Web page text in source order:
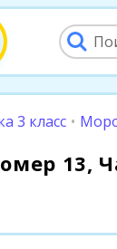
3 класс •
13,